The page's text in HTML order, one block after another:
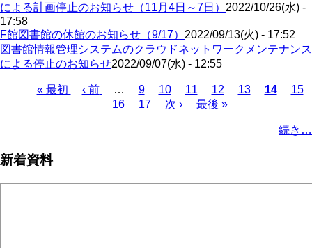
による計画停止のお知らせ（11月4日～7日） 2022/10/26(水) -
17:58
F館図書館の休館のお知らせ（9/17） 2022/09/13(火) - 17:52
図書館情報管理システムのクラウドネットワークメンテナンス
による停止のお知らせ2022/09/07(水) - 12:55
り
先
« 最初
前
‹ 前 … Page
9 Page
10 Page
11 Page
12 Page
13
カ
14
15
Page
16 Page
17
次
次 ›
最
最後 »
続き…
新着資料